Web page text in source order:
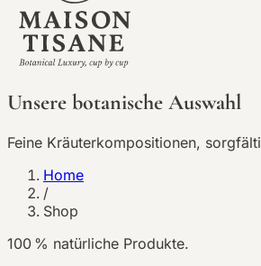
Unsere botanische Auswahl
Feine Kräuterkompositionen,
Home
/
Shop
100 % natürliche Produkte.